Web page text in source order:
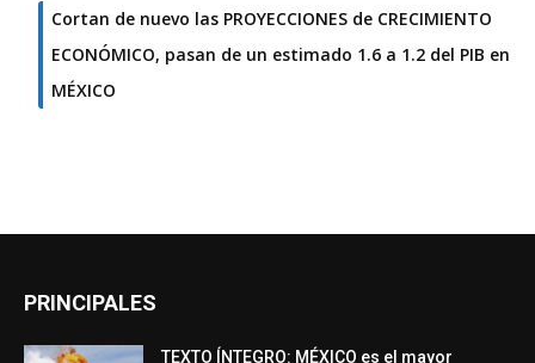
Cortan de nuevo las PROYECCIONES de CRECIMIENTO
ECONÓMICO, pasan de un estimado 1.6 a 1.2 del PIB en
MÉXICO
PRINCIPALES
TEXTO ÍNTEGRO: MÉXICO es el mayor